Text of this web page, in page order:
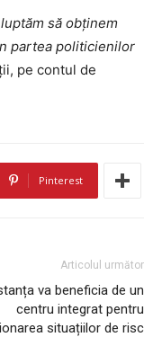
să obținem
partea politicienilor
pe contul de
Pinterest
Articolul următor
va beneficia de un
centru integrat pentru
situațiilor de risc